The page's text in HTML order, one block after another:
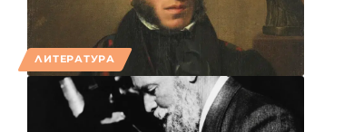
ЛИТЕРАТУРА